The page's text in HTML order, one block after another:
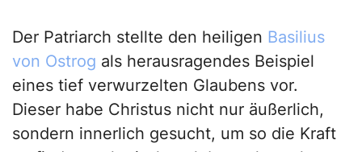
Der Patriarch stellte den heiligen Basilius
von Ostrog als herausragendes Beispiel
eines tief verwurzelten Glaubens vor.
Dieser habe Christus nicht nur äußerlich,
sondern innerlich gesucht, um so die Kraft